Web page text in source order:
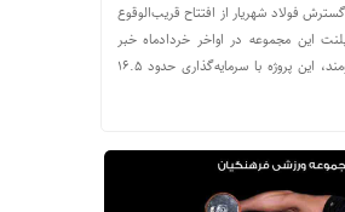
فولاد شهریار از افتتاح قریب‌الوقوع
این مجموعه در اواخر خردادماه خبر
داد. به گفته نیرومند، این پروژه با سرمایه‌گذاری حدود ۱۶.۵